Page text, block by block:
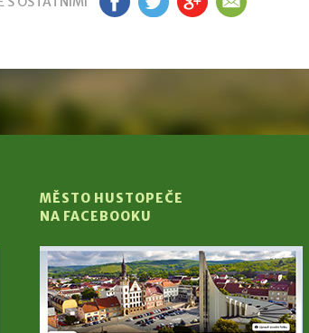
MĚSTO HUSTOPEČE
NA FACEBOOKU